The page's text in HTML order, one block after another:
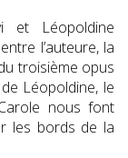
et Léopoldine
l’auteure, la
troisième opus
Léopoldine, le
nous font
les bords de la